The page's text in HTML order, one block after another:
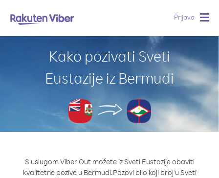
Prijava
Kako pozivati Sveti
Eustazije iz Bermudi
S uslugom Viber Out možete iz Sveti Eustazije obaviti
kvalitetne pozive u Bermudi.Pozovi bilo koji broj u Sveti